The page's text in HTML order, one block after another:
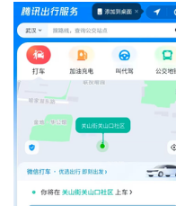
业
界
人
智
能